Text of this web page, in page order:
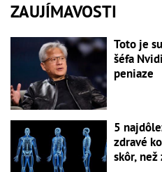
ZAUJÍMAVOSTI
Toto je
šéfa
peniaze
5
zdravé
skôr,